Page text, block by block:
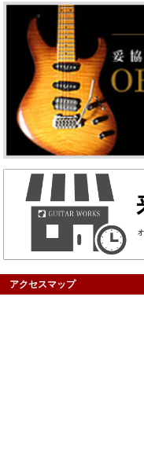
アクセスマップ